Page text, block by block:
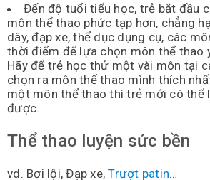
Đến độ tuổi tiểu học, trẻ bắt đầu
môn thể thao phức tạp hơn, chẳng
dây, đạp xe, thể dục dụng cụ, các
thời điểm để lựa chọn môn thể thao
Hãy để trẻ học thử một vài môn tại
chọn ra môn thể thao mình thích
một môn thể thao thì trẻ mới có thể
được.
Thể thao luyện sức bền
vd. Bơi lội, Đạp xe,Trượt patin…